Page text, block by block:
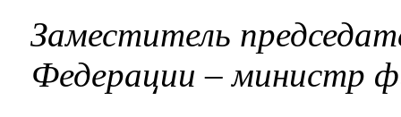
Заместитель
Федерации – министр